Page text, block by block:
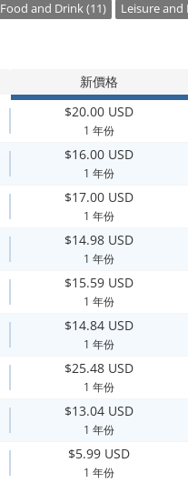
Food and Drink (11) Leisure and
新價格
$20.00 USD
1 年份
$16.00 USD
1 年份
$17.00 USD
1 年份
$14.98 USD
1 年份
$15.59 USD
1 年份
$14.84 USD
1 年份
$25.48 USD
1 年份
$13.04 USD
1 年份
$5.99 USD
1 年份